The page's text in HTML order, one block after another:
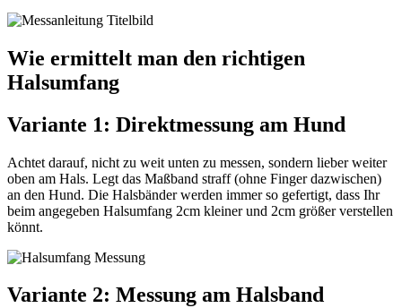
Wie ermittelt man den richtigen
Halsumfang
Variante 1: Direktmessung am Hund
Achtet darauf, nicht zu weit unten zu messen, sondern lieber weiter
oben am Hals. Legt das Maßband straff (ohne Finger dazwischen)
an den Hund. Die Halsbänder werden immer so gefertigt, dass Ihr
beim angegeben Halsumfang 2cm kleiner und 2cm größer verstellen
könnt.
Variante 2: Messung am Halsband